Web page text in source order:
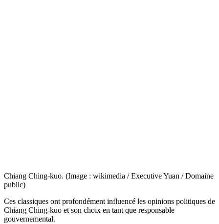
Chiang Ching-kuo. (Image : wikimedia / Executive Yuan / Domaine
public)
Ces classiques ont profondément influencé les opinions politiques de
Chiang Ching-kuo et son choix en tant que responsable
gouvernemental.